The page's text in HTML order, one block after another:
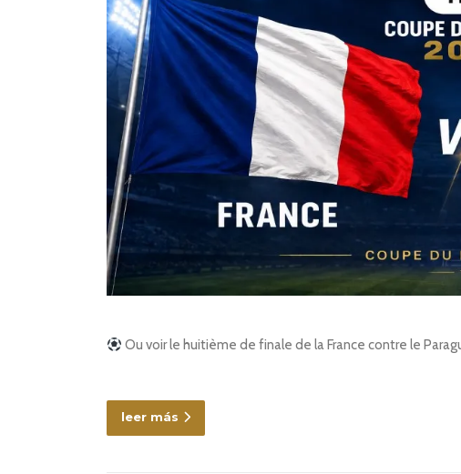
Ou voir le huitième de finale de la France contre le
leer más